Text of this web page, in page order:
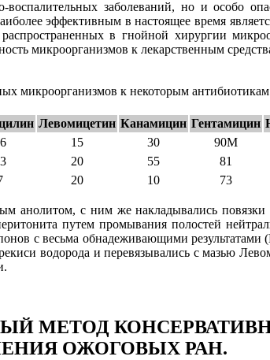
воспалительных заболеваний, но и особо
эффективным в настоящее время
в гнойной хирургии
микроорганизмов к лекарственным
микроорганизмов к некоторым
Левомицетин Канамицин Гентамицин
15 30
90M
20 55
81
20 10 73
анолитом, с ним же накладывались
путем промывания полостей
с весьма обнадеживающими результатами
водорода и перевязывались с мазью
МЕТОД
ОЖОГОВЫХ РАН.